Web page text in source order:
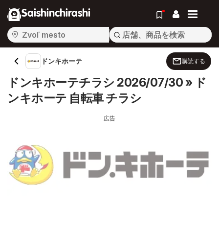
Saishinchirashi
ドンキホーテ 購読する
ドンキホーテチラシ 2026/07/30 » ド
ンキホーテ 自転車 チラシ
広告